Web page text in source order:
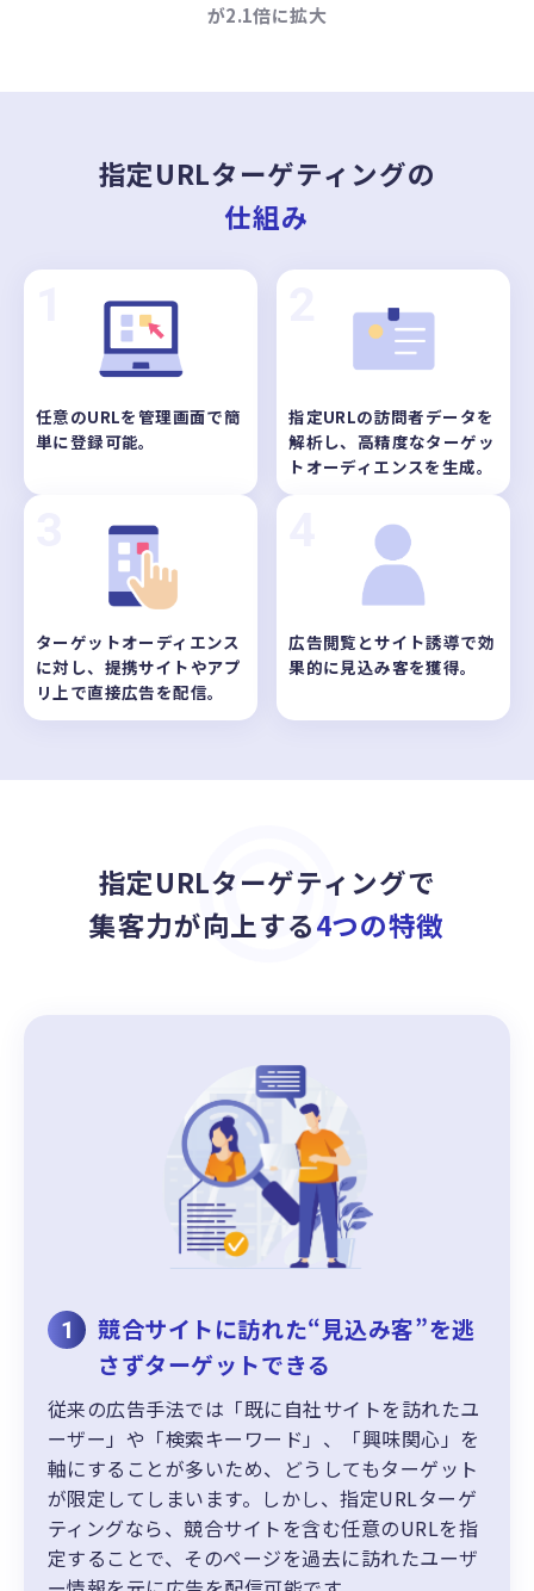
が2.1倍に拡大
指定URLターゲティングの
仕組み
任意のURLを管理画面で簡
単に登録可能。
指定URLの訪問者データを
解析し、高精度なターゲッ
トオーディエンスを生成。
ターゲットオーディエンス
に対し、提携サイトやアプ
リ上で直接広告を配信。
広告閲覧とサイト誘導で効
果的に見込み客を獲得。
指定URLターゲティングで
集客力が向上する4つの特徴
1
競合サイトに訪れた“見込み客”を逃
さずターゲットできる
従来の広告手法では「既に自社サイトを訪れたユ
ーザー」や「検索キーワード」、「興味関心」を
軸にすることが多いため、どうしてもターゲット
が限定してしまいます。しかし、指定URLターゲ
ティングなら、競合サイトを含む任意のURLを指
定することで、そのページを過去に訪れたユーザ